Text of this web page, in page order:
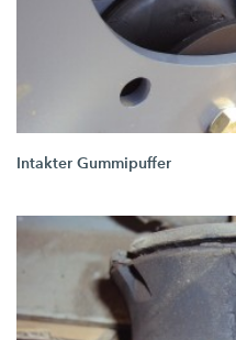
Intakter Gummipuffer